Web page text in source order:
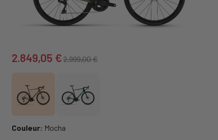
2.849,05 € 2.999,00 €
Couleur: Mocha